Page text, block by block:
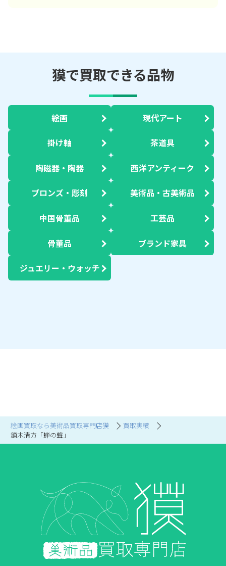
絵画買取なら美術品買取専門店獏
買取実績
鏑木清方「蝉の聲」
獏で買取できる品物
絵画 現代アート
掛け軸 茶道具
陶磁器・陶器 西洋アンティーク
ブロンズ・彫刻 美術品・古美術品
中国骨董品 工芸品
骨董品 ブランド家具
ジュエリー・ウォッチ